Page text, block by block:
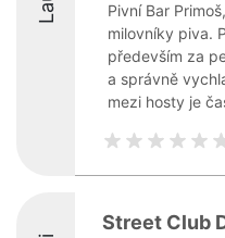
Pivní Bar
milovníky piva.
především za
a správně
mezi hosty je
Street Club